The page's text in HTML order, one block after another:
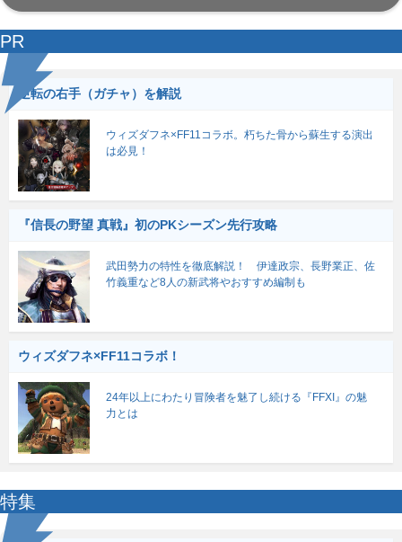
PR
逆転の右手（ガチャ）を解説
ウィズダフネ×FF11コラボ。朽ちた骨から蘇生する演出
は必見！
『信長の野望 真戦』初のPKシーズン先行攻略
武田勢力の特性を徹底解説！ 伊達政宗、長野業正、佐
竹義重など8人の新武将やおすすめ編制も
ウィズダフネ×FF11コラボ！
24年以上にわたり冒険者を魅了し続ける『FFXI』の魅
力とは
特集